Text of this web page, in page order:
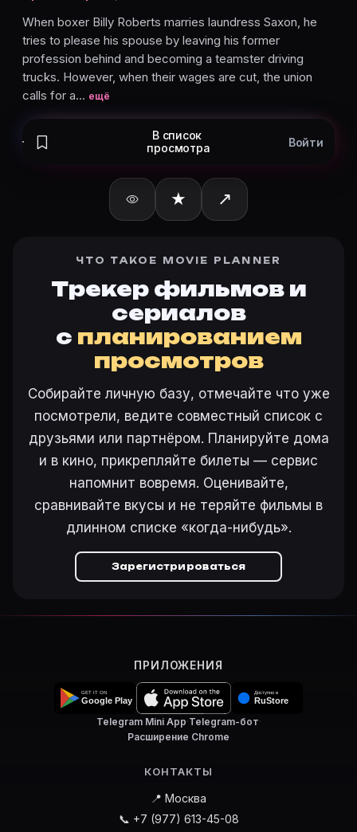
When boxer Billy Roberts marries laundress Saxon,
Дата выхода в мире «Лунная долина» (1914)?
Дата выхода в мире: 22.06.1914. Актуальная дата
Какой рейтинг у «Лунная долина» (1914)?
Актуальный рейтинг Лунная долина (1914) — на
Как отслеживать «Лунная долина» (1914) в Movie
Кто актёры в «Лунная долина» (1914)?
Как добавить «Лунная долина» в свой список
Откройте «Лунная долина (1914)» на Movie
Как поставить напоминание о премьере «Лунная
Ещё на Movie Planner
Интересные факты о фильмах·Как вести watchlist
Другие карточки: Горбатая гора (2005)
Войти в кабинет
— сохранить «Лунная долина» в
When boxer Billy Roberts marries laundress Saxon, he
tries to please his spouse by leaving his former
profession behind and becoming a teamster driving
trucks. However, when their wages are cut, the union
calls for a… ещё
В список
просмотра
Войти
★ ↗
ЧТО ТАКОЕ MOVIE PLANNER
Трекер фильмов и
сериалов
с планированием
просмотров
Собирайте личную базу, отмечайте что уже
посмотрели, ведите совместный список с
друзьями или партнёром. Планируйте дома
и в кино, прикрепляйте билеты — сервис
напомнит вовремя. Оценивайте,
сравнивайте вкусы и не теряйте фильмы в
длинном списке «когда-нибудь».
Зарегистрироваться
ПРИЛОЖЕНИЯ
Telegram Mini App·Telegram-бот·
Расширение Chrome
КОНТАКТЫ
📍 Москва
📞 +7 (977) 613-45-08